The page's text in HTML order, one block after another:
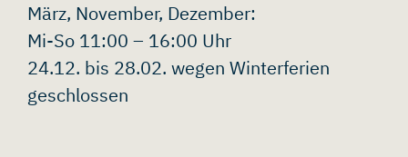
März, November, Dezember:
Mi-So 11:00 – 16:00 Uhr
24.12. bis 28.02. wegen Winterferien
geschlossen